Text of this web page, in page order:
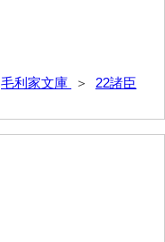
毛利家文庫 ＞ 22諸臣